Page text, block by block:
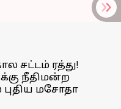
சட்டம் ரத்து!
நீதிமன்ற
மசோதா